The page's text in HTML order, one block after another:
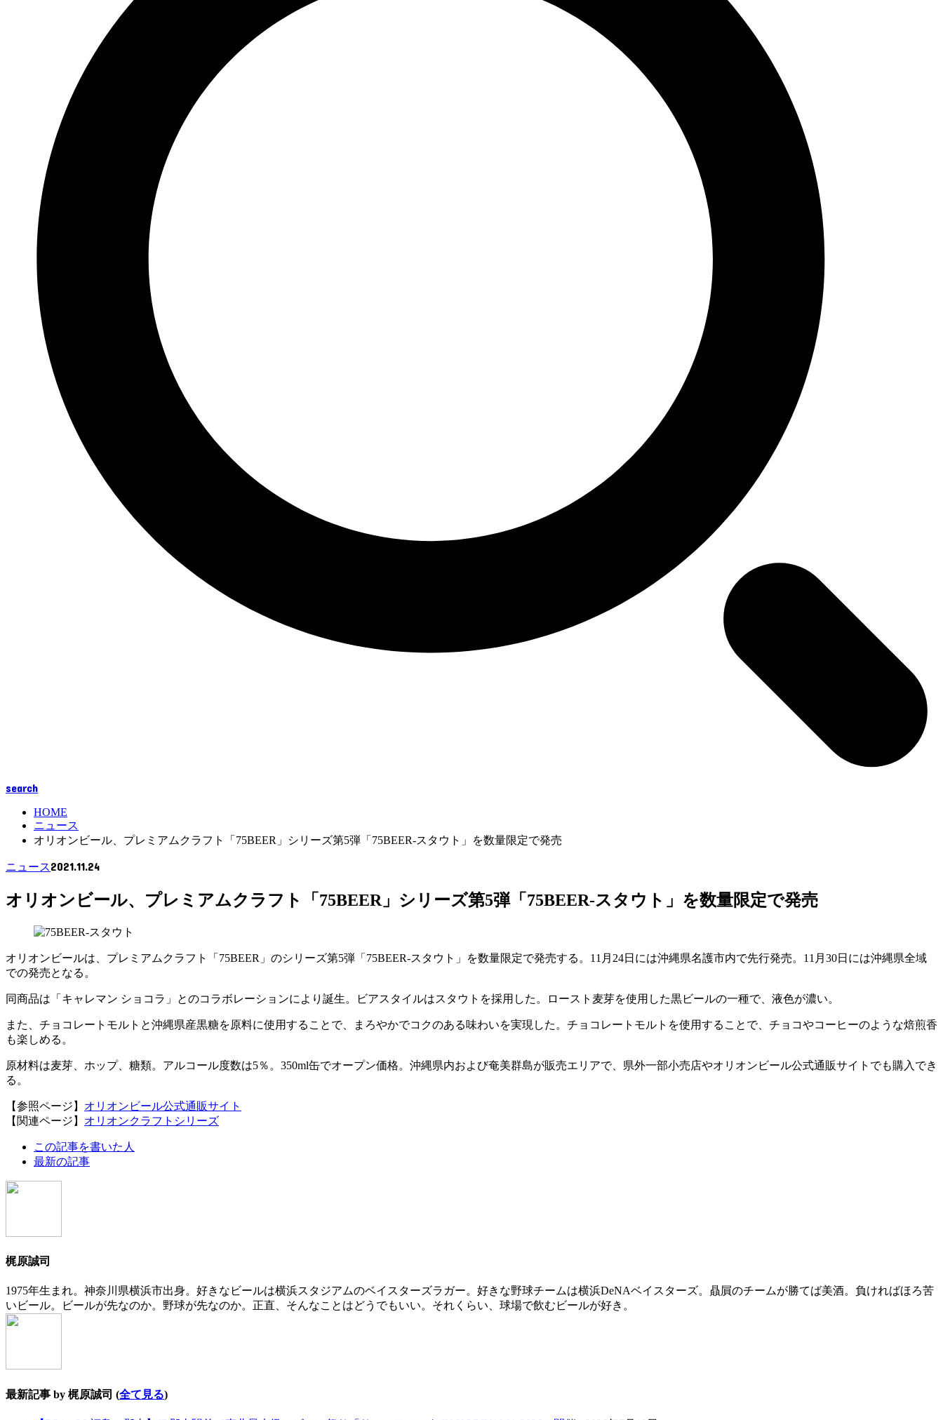
search
HOME
ニュース
オリオンビール、プレミアムクラフト「75BEER」シリーズ第5弾「75BEER-スタウト」を数量限定で発売
ニュース2021.11.24
オリオンビール、プレミアムクラフト「75BEER」シリーズ第5弾「75BEER-スタウト」を数量限定で発売
オリオンビールは、プレミアムクラフト「75BEER」のシリーズ第5弾「75BEER-スタウト」を数量限定で発売する。11月24日には沖縄県名護市内で先行発売。11月30日には沖縄県全域
での発売となる。
同商品は「キャレマン ショコラ」とのコラボレーションにより誕生。ビアスタイルはスタウトを採用した。ロースト麦芽を使用した黒ビールの一種で、液色が濃い。
また、チョコレートモルトと沖縄県産黒糖を原料に使用することで、まろやかでコクのある味わいを実現した。チョコレートモルトを使用することで、チョコやコーヒーのような焙煎香
も楽しめる。
原材料は麦芽、ホップ、糖類。アルコール度数は5％。350ml缶でオープン価格。沖縄県内および奄美群島が販売エリアで、県外一部小売店やオリオンビール公式通販サイトでも購入でき
る。
【参照ページ】 オリオンビール公式通販サイト
【関連ページ】 オリオンクラフトシリーズ
following
tabs
change
この記事を書いた人
最新の記事
梶原誠司
1975年生まれ。神奈川県横浜市出身。好きなビールは横浜スタジアムのベイスターズラガー。好きな野球チームは横浜DeNAベイスターズ。贔屓のチームが勝てば美酒。負ければほろ苦
いビール。ビールが先なのか。野球が先なのか。正直、そんなことはどうでもいい。それくらい、球場で飲むビールが好き。
最新記事 by 梶原誠司 (全て見る)